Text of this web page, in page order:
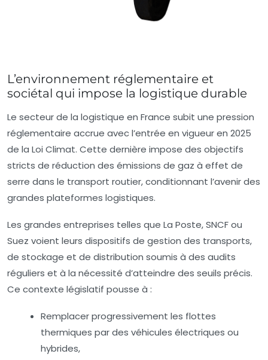
L’environnement réglementaire et
sociétal qui impose la logistique durable
Le secteur de la logistique en France subit une pression
réglementaire accrue avec l’entrée en vigueur en 2025
de la Loi Climat. Cette dernière impose des objectifs
stricts de réduction des émissions de gaz à effet de
serre dans le transport routier, conditionnant l’avenir des
grandes plateformes logistiques.
Les grandes entreprises telles que La Poste, SNCF ou
Suez voient leurs dispositifs de gestion des transports,
de stockage et de distribution soumis à des audits
réguliers et à la nécessité d’atteindre des seuils précis.
Ce contexte législatif pousse à :
Remplacer progressivement les flottes
thermiques par des véhicules électriques ou
hybrides,